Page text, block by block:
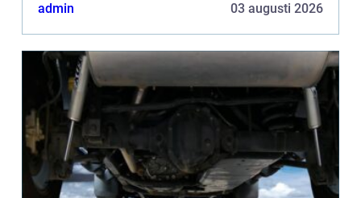
admin 03 augusti 2026